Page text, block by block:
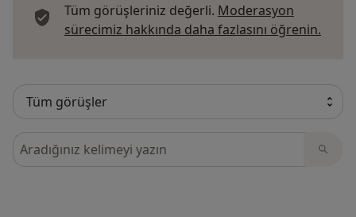
Tüm görüşleriniz değerli. Moderasyon
sürecimiz hakkında daha fazlasını öğrenin.
Görüşler içerisinde ara